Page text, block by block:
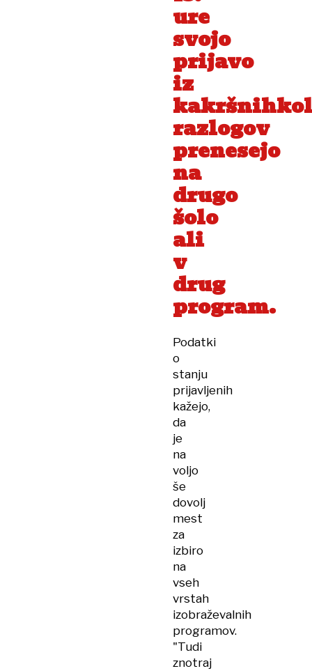
ure
svojo
prijavo
iz
razlogov
prenesejo
na
drugo
šolo
ali
v
drug
program.
Podatki
o
stanju
prijavljenih
kažejo,
da
je
na
voljo
še
dovolj
mest
za
izbiro
na
vseh
vrstah
izobraževalnih
programov.
"Tudi
znotraj